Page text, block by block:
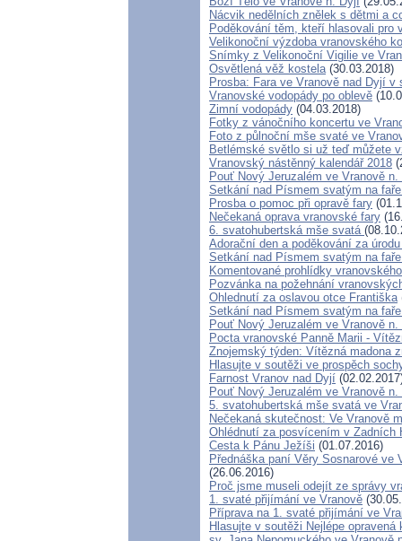
Nácvik nedělních znělek s dětmi a
Poděkování těm, kteří hlasovali pro
Velikonoční výzdoba vranovského
Snímky z Velikonoční Vigilie ve
Osvětlená věž kostela(30.03.2018)
Prosba: Fara ve Vranově nad Dyjí
Vranovské vodopády po oblevě
Zimní vodopády (04.03.2018)
Fotky z vánočního koncertu ve
Foto z půlnoční mše svaté ve
Betlémské světlo si už teď můžete
Vranovský nástěnný kalendář 2018
Pouť Nový Jeruzalém ve Vranově
Setkání nad Písmem svatým na
Prosba o pomoc při opravě fary
Nečekaná oprava vranovské fary
6. svatohubertská mše svatá
Adorační den a poděkování za
Setkání nad Písmem svatým na
Komentované prohlídky
Pozvánka na požehnání
Ohlednutí za oslavou otce Františka
Setkání nad Písmem svatým na
Pouť Nový Jeruzalém ve Vranově
Pocta vranovské Panně Marii -
Znojemský týden: Vítězná madona
Hlasujte v soutěži ve prospěch
Farnost Vranov nad Dyjí
Pouť Nový Jeruzalém ve Vranově
5. svatohubertská mše svatá ve
Nečekaná skutečnost: Ve Vranově
Ohlédnutí za posvícením v Zadních
Cesta k Pánu Ježíši (01.07.2016)
Přednáška paní Věry Sosnarové
(26.06.2016)
Proč jsme museli odejít ze správy
1. svaté přijímání ve Vranově
Příprava na 1. svaté přijímání ve
Hlasujte v soutěži Nejlépe